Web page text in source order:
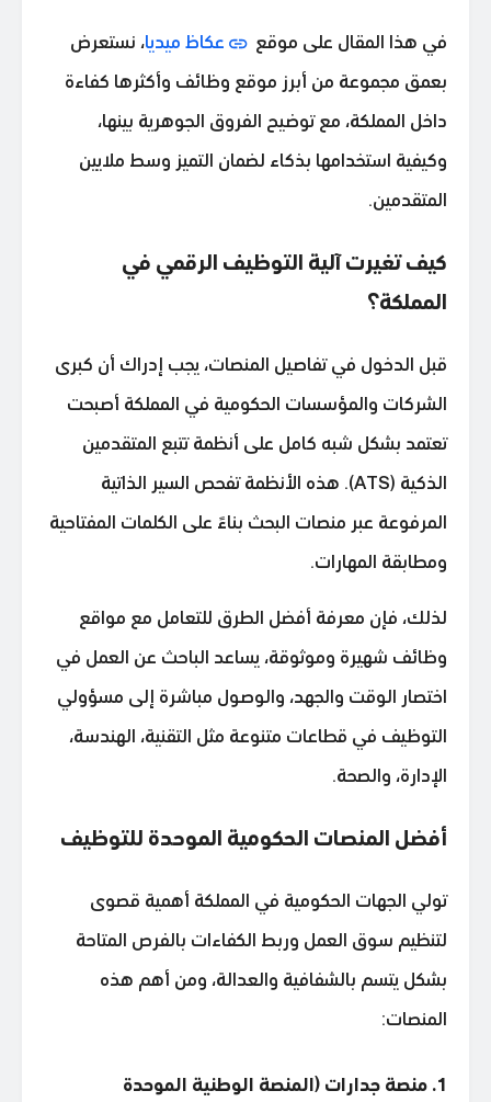
في هذا المقال على موقع عكاظ ميديا، نستعرض
بعمق مجموعة من أبرز موقع وظائف وأكثرها كفاءة
داخل المملكة، مع توضيح الفروق الجوهرية بينها،
وكيفية استخدامها بذكاء لضمان التميز وسط ملايين
المتقدمين.
كيف تغيرت آلية التوظيف الرقمي في
المملكة؟
قبل الدخول في تفاصيل المنصات، يجب إدراك أن كبرى
الشركات والمؤسسات الحكومية في المملكة أصبحت
تعتمد بشكل شبه كامل على أنظمة تتبع المتقدمين
الذكية (ATS). هذه الأنظمة تفحص السير الذاتية
المرفوعة عبر منصات البحث بناءً على الكلمات المفتاحية
ومطابقة المهارات.
لذلك، فإن معرفة أفضل الطرق للتعامل مع مواقع
وظائف شهيرة وموثوقة، يساعد الباحث عن العمل في
اختصار الوقت والجهد، والوصول مباشرة إلى مسؤولي
التوظيف في قطاعات متنوعة مثل التقنية، الهندسة،
الإدارة، والصحة.
أفضل المنصات الحكومية الموحدة للتوظيف
تولي الجهات الحكومية في المملكة أهمية قصوى
لتنظيم سوق العمل وربط الكفاءات بالفرص المتاحة
بشكل يتسم بالشفافية والعدالة، ومن أهم هذه
المنصات:
1. منصة جدارات (المنصة الوطنية الموحدة